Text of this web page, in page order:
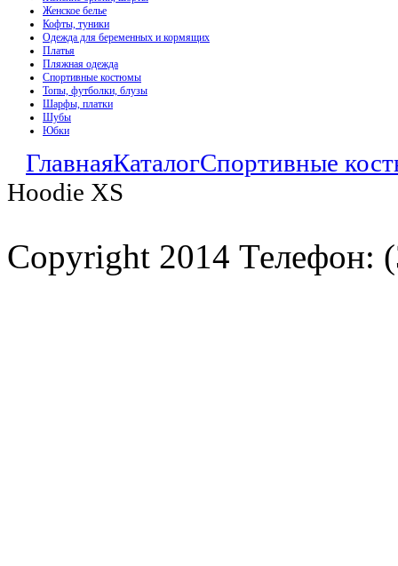
Женское белье
Кофты, туники
Одежда для беременных и кормящих
Платья
Пляжная одежда
Спортивные костюмы
Топы, футболки, блузы
Шарфы, платки
Шубы
Юбки
ГлавнаяКаталогСпортивные
Hoodie XS
Copyright 2014 Телефон: